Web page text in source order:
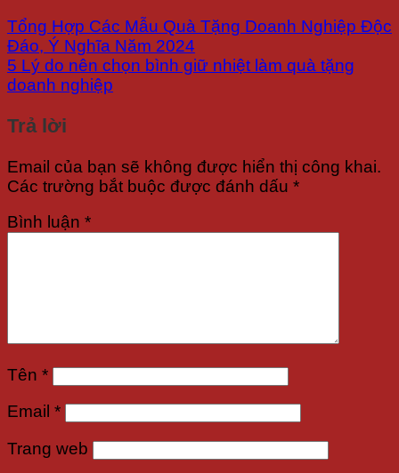
Tổng Hợp Các Mẫu Quà Tặng Doanh Nghiệp Độc
Đáo, Ý Nghĩa Năm 2024
5 Lý do nên chọn bình giữ nhiệt làm quà tặng
doanh nghiệp
Trả lời
Email của bạn sẽ không được hiển thị công khai.
Các trường bắt buộc được đánh dấu *
Bình luận *
Tên *
Email *
Trang web